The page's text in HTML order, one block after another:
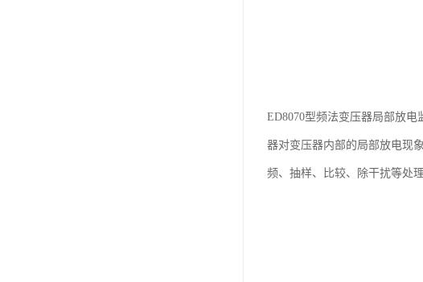
ED8070型频法变压器局部放
器对变压器内部的局部放电现
频、抽样、比较、除干扰等处